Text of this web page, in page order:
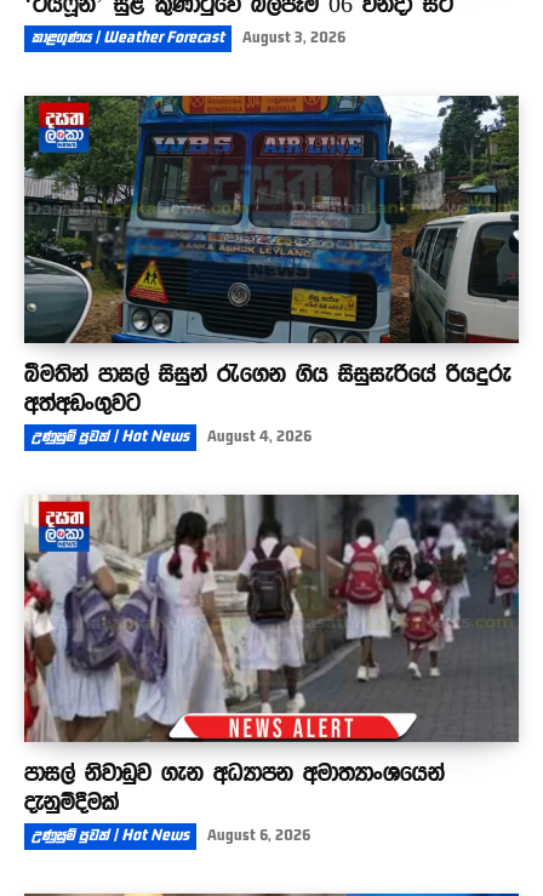
කාළගුණය | Weather Forecast August 3, 2026
බීමතින් පාසල් සිසුන් රැගෙන ගිය සිසුසැරියේ රියදුරු
අත්අඩංගුවට
උණුසුම් පුවත් | Hot News August 4, 2026
පාසල් නිවාඩුව ගැන අධ්‍යාපන අමාත්‍යාංශයෙන්
දැනුම්දීමක්
උණුසුම් පුවත් | Hot News August 6, 2026